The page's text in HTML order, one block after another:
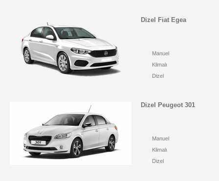
Dizel Fiat Egea
Manuel
Klimalı
Dizel
Dizel Peugeot 301
Manuel
Klimalı
Dizel